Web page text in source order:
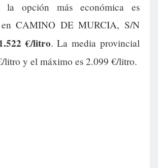
la opción más económica es
en CAMINO DE MURCIA, S/N
€/litro. La media provincial
litro y el máximo es 2.099 €/litro.